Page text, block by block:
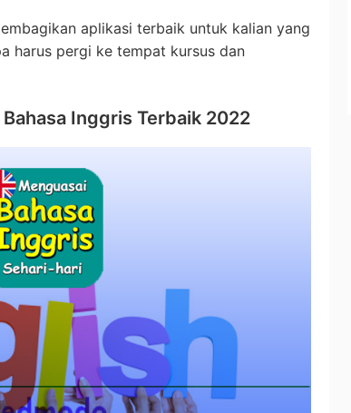
aplikasi terbaik untuk kalian yang
harus pergi ke tempat kursus dan
Inggris Terbaik 2022